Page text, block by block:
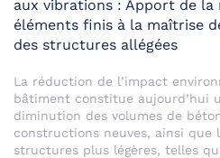
aux vibrations : Apport de la
éléments finis à la maîtrise
des structures allégées
La réduction de l’impact
bâtiment constitue aujourd’hui
diminution des volumes de
constructions neuves, ainsi que
structures plus légères, telles